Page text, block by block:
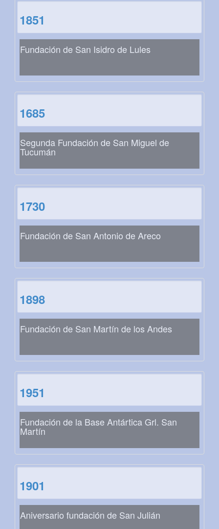
1851
Fundación de San Isidro de Lules
1685
Segunda Fundación de San Miguel de
Tucumán
1730
Fundación de San Antonio de Areco
1898
Fundación de San Martín de los Andes
1951
Fundación de la Base Antártica Grl. San
Martín
1901
Aniversario fundación de San Julián